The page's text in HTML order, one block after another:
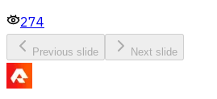
274
Previous slide Next slide